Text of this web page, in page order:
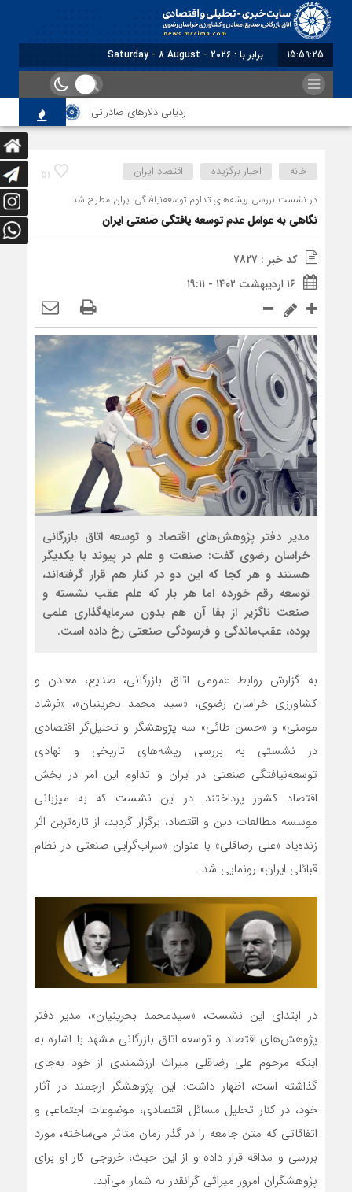
15:59:26 برابر با : Saturday - 8 August - 2026
ردیابی دلارهای صادراتی از اصلاح مقررات
51 خانه اخبار برگزیده اقتصاد ایران
در نشست بررسی ریشه‌های تداوم توسعه‌نیافتگی ایران مطرح شد
نگاهی به عوامل عدم توسعه یافتگی صنعتی ایران
کد خبر : 7827
۱۶ اردیبهشت ۱۴۰۲ - ۱۹:۱۱
مدیر دفتر پژوهش‌های اقتصاد و توسعه اتاق بازرگانی
خراسان رضوی گفت: صنعت و علم در پیوند با یکدیگر
هستند و هر کجا که این دو در کنار هم قرار گرفته‌اند،
توسعه رقم خورده اما هر بار که علم عقب نشسته و
صنعت ناگزیر از بقا آن هم بدون سرمایه‌گذاری علمی
بوده، عقب‌ماندگی و فرسودگی صنعتی رخ داده است.
به گزارش روابط عمومی اتاق بازرگانی، صنایع، معادن و
کشاورزی خراسان رضوی، «سید محمد بحرینیان»، «فرشاد
مومنی» و «حسن طائی» سه پژوهشگر و تحلیل‌گر اقتصادی
در نشستی به بررسی ریشه‌های تاریخی و نهادی
توسعه‌نیافتگی صنعتی در ایران و تداوم این امر در بخش
اقتصاد کشور پرداختند. در این نشست که به میزبانی
موسسه مطالعات دین و اقتصاد، برگزار گردید، از تازه‌ترین اثر
زنده‌یاد «علی رضاقلی» با عنوان «سراب‌گرایی صنعتی در نظام
قبائلی ایران» رونمایی شد.
در ابتدای این نشست، «سیدمحمد بحرینیان»، مدیر دفتر
پژوهش‌های اقتصاد و توسعه اتاق بازرگانی مشهد با اشاره به
اینکه مرحوم علی رضا‌قلی میراث ارزشمندی از خود به‌جای
گذاشته است، اظهار داشت: این پژوهشگر ارجمند در آثار
خود، در کنار تحلیل مسائل اقتصادی، موضوعات اجتماعی و
اتفاقاتی که متن جامعه را در گذر زمان متاثر می‌ساخته، مورد
بررسی و مداقه قرار داده و از این حیث، خروجی کار او برای
پژوهشگران امروز میراثی گرانقدر به شمار می‌آید.